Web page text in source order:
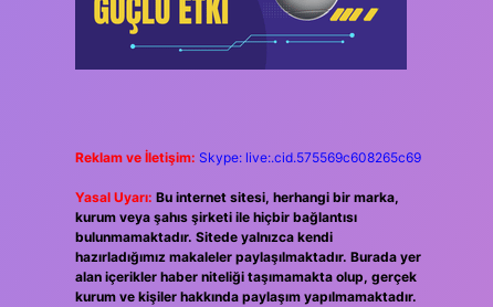
Reklam ve İletişim: Skype: live:.cid.575569c608265c69
Yasal Uyarı: Bu internet sitesi, herhangi bir marka,
kurum veya şahıs şirketi ile hiçbir bağlantısı
bulunmamaktadır. Sitede yalnızca kendi
hazırladığımız makaleler paylaşılmaktadır. Burada yer
alan içerikler haber niteliği taşımamakta olup, gerçek
kurum ve kişiler hakkında paylaşım yapılmamaktadır.